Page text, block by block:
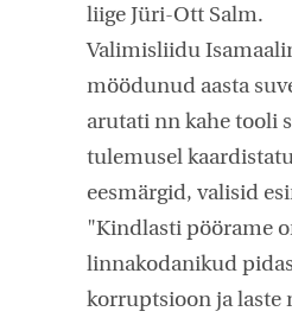
liige Jüri-Ott Salm.
Valimisliidu
möödunud aasta
arutati nn kahe tooli
tulemusel
eesmärgid, valisid
"Kindlasti pöörame
linnakodanikud
korruptsioon ja